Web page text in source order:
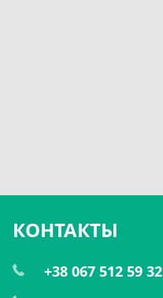
КОНТАКТЫ
+38 067 512 59 32